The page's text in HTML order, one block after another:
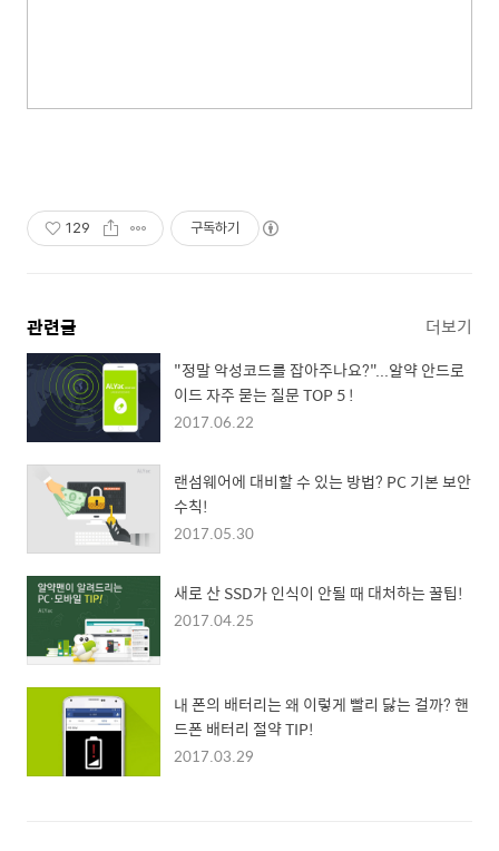
129 구독하기
관련글 더보기
"정말 악성코드를 잡아주나요?"...알약 안드로
이드 자주 묻는 질문 TOP 5 !
2017.06.22
랜섬웨어에 대비할 수 있는 방법? PC 기본 보안
수칙!
2017.05.30
새로 산 SSD가 인식이 안될 때 대처하는 꿀팁!
2017.04.25
내 폰의 배터리는 왜 이렇게 빨리 닳는 걸까? 핸
드폰 배터리 절약 TIP!
2017.03.29